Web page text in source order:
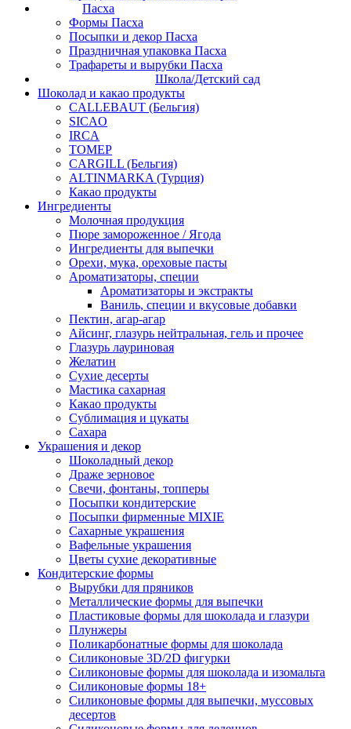
Пасха
Формы Пасха
Посыпки и декор Пасха
Праздничная упаковка Пасха
Трафареты и вырубки Пасха
Школа/Детский сад
Шоколад и какао продукты
CALLEBAUT (Бельгия)
SICAO
IRCA
ТОМЕР
CARGILL (Бельгия)
ALTINMARKA (Турция)
Какао продукты
Ингредиенты
Молочная продукция
Пюре замороженное / Ягода
Ингредиенты для выпечки
Орехи, мука, ореховые пасты
Ароматизаторы, специи
Ароматизаторы и экстракты
Ваниль, специи и вкусовые добавки
Пектин, агар-агар
Айсинг, глазурь нейтральная, гель и прочее
Глазурь лауриновая
Желатин
Сухие десерты
Мастика сахарная
Какао продукты
Сублимация и цукаты
Сахара
Украшения и декор
Шоколадный декор
Драже зерновое
Свечи, фонтаны, топперы
Посыпки кондитерские
Посыпки фирменные MIXIE
Сахарные украшения
Вафельные украшения
Цветы сухие декоративные
Кондитерские формы
Вырубки для пряников
Металлические формы для выпечки
Пластиковые формы для шоколада и глазури
Плунжеры
Поликарбонатные формы для шоколада
Силиконовые 3D/2D фигурки
Силиконовые формы для шоколада и изомальта
Силиконовые формы 18+
Силиконовые формы для выпечки, муссовых
десертов